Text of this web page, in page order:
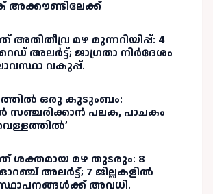
അക്കൗണ്ടിലേക്ക്
മഴ മുന്നറിയിപ്പ്: 4
അലർട്ട്; ജാഗ്രതാ നിർദേശം
വകുപ്പ്.
ഒരു കുടുംബം:
സഞ്ചരിക്കാൻ പലക, പാചകം
ശക്തമായ മഴ തുടരും: 8
അലർട്ട്; 7 ജില്ലകളിൽ
സ്ഥാപനങ്ങൾക്ക് അവധി.